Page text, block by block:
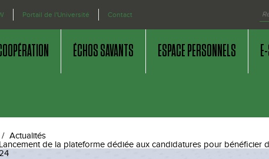
Portail de l'Université Contact
ÉCHOS SAVANTS ESPACE PERSONNELS
Actualités
Lancement de la plateforme dédiée aux candidatures pour bénéficier